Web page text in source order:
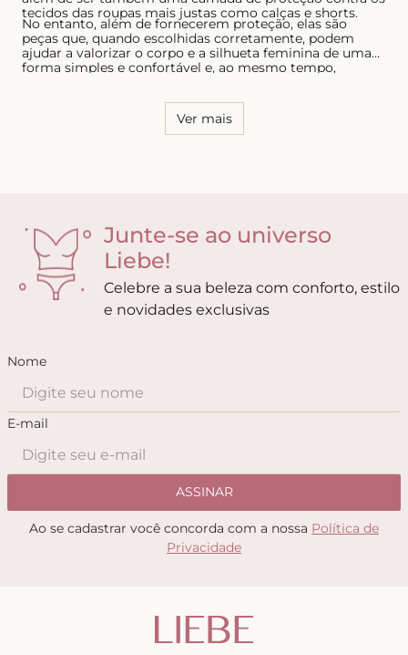
tecidos das roupas mais justas como calças e shorts.
No entanto, além de fornecerem proteção, elas são
peças que, quando escolhidas corretamente, podem
ajudar a valorizar o corpo e a silhueta feminina de uma
forma simples e confortável e, ao mesmo tempo,
caimento, tanto para as calcinhas quanto para os sutiãs.
Ver mais
Junte-se ao universo
Liebe!
Celebre a sua beleza com conforto, estilo
e novidades exclusivas
Nome
E-mail
ASSINAR
Ao se cadastrar você concorda com a nossa Política de
Privacidade